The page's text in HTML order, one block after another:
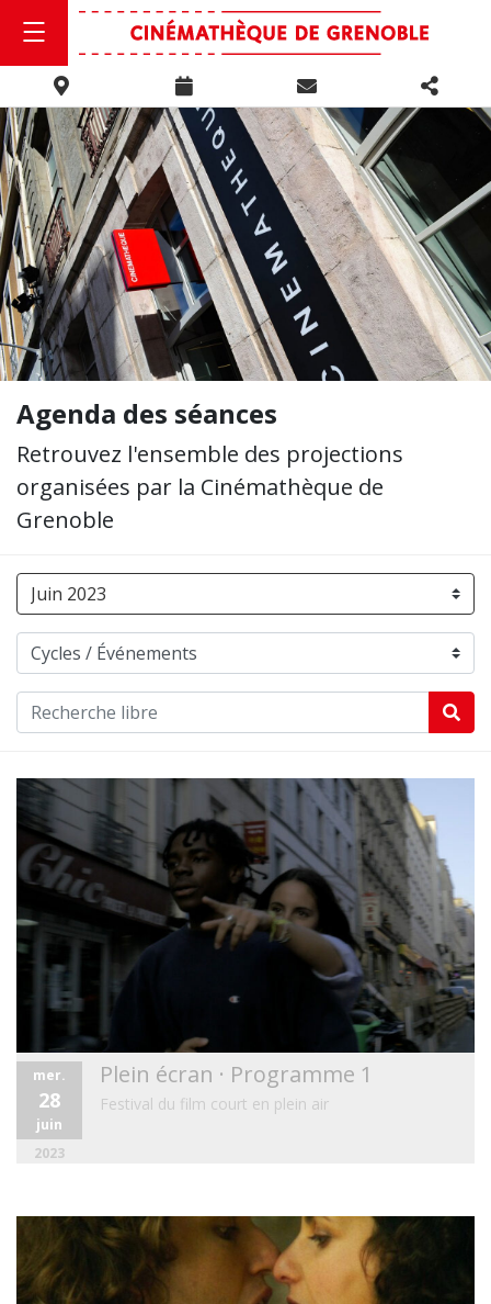
Agenda des séances
Retrouvez l'ensemble des projections
organisées par la Cinémathèque de
Grenoble
mer.
28
juin
2023
Plein écran · Programme 1
Festival du film court en plein air